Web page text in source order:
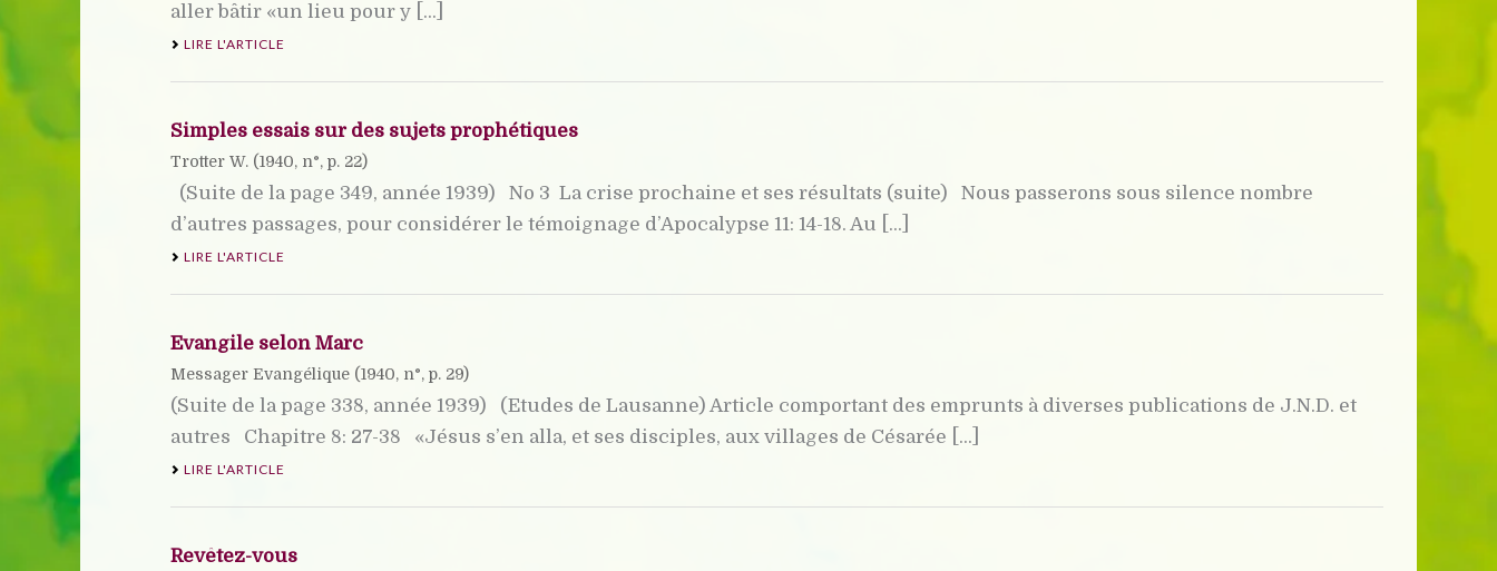
aller bâtir «un lieu pour y [...]
LIRE L'ARTICLE
Simples essais sur des sujets prophétiques
Trotter W. (1940, n°, p. 22)
(Suite de la page 349, année 1939) No 3  La crise prochaine et ses résultats (suite) Nous passerons sous silence nombre
d’autres passages, pour considérer le témoignage d’Apocalypse 11: 14-18. Au [...]
LIRE L'ARTICLE
Evangile selon Marc
Messager Evangélique (1940, n°, p. 29)
(Suite de la page 338, année 1939) (Etudes de Lausanne) Article comportant des emprunts à diverses publications de J.N.D. et
autres Chapitre 8: 27-38 «Jésus s’en alla, et ses disciples, aux villages de Césarée [...]
LIRE L'ARTICLE
Revêtez-vous